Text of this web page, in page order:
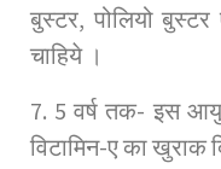
बुस्टर, पोलियो
चाहिये ।
7. 5 वर्ष तक- इस
विटामिन-ए का खुराक